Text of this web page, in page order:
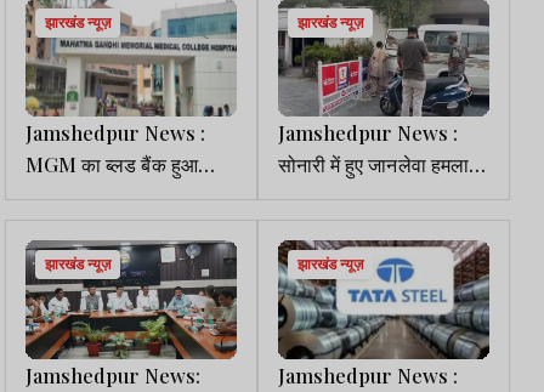
पहुंचीझारखंड न्यूज़
Jamshedpur News :
MGM का ब्लड बैंक हुआ
हाईटेक, 40 लाख की नई मशीन
से मिनटों में होगी खून की जांच
झारखंड न्यूज़
Jamshedpur News :
सोनारी में हुए जानलेवा हमला
मामले में आरोपी ‘चटनी डॉन’
गिरफ्तार
झारखंड न्यूज़
Jamshedpur News:
झारखंड न्यूज़
Jamshedpur News :